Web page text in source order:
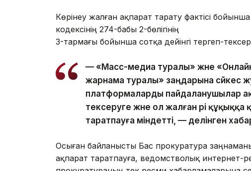
Көрінеу жалған ақпарат тарату фактісі
кодексінің 274-бабы 2-бөлігінің
3-тармағы бойынша сотқа дейінгі тергеп-
— «Масс-медиа туралы» және
жарнама туралы» заңдарына сәйкес
платформаларды пайдаланушылар
тексеруге және ол жалған әрі
таратпауға міндетті, — делінген
Осыған байланысты Бас прокуратура
ақпарат таратпауға, ведомстволық интернет-